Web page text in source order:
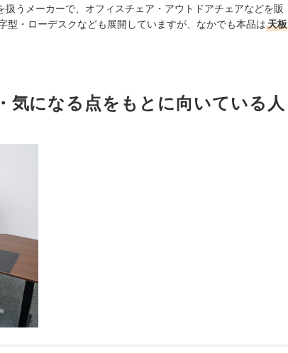
うメーカーで、オフィスチェア・アウトドアチェアなどを販
型・ローデスクなども展開していますが、なかでも本品は天板
気になる点をもとに向いている人